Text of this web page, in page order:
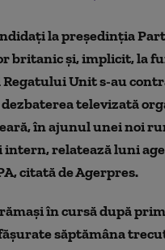
la preşedinţia
britanic şi, implicit, la
Unit s-au
televizată
în ajunul unei noi
relatează luni
citată de Agerpres.
în cursă după
săptămâna